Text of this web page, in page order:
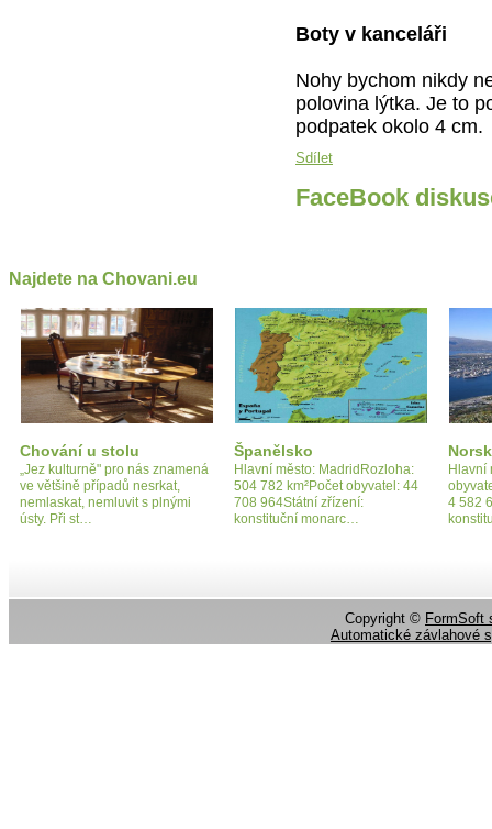
Boty v kanceláři
Nohy bychom nikdy
polovina lýtka. Je to
podpatek okolo 4 cm.
Sdílet
FaceBook
Najdete na Chovani.eu
Chování u stolu
„Jez kulturně" pro nás znamená
ve většině případů nesrkat,
nemlaskat, nemluvit s plnými
ústy. Při st…
Španělsko
Hlavní město: MadridRozloha:
504 782 km²Počet obyvatel: 44
708 964Státní zřízení:
konstituční monarc…
Hlavní
4 582
Copyright © FormSoft
Automatické závlahové